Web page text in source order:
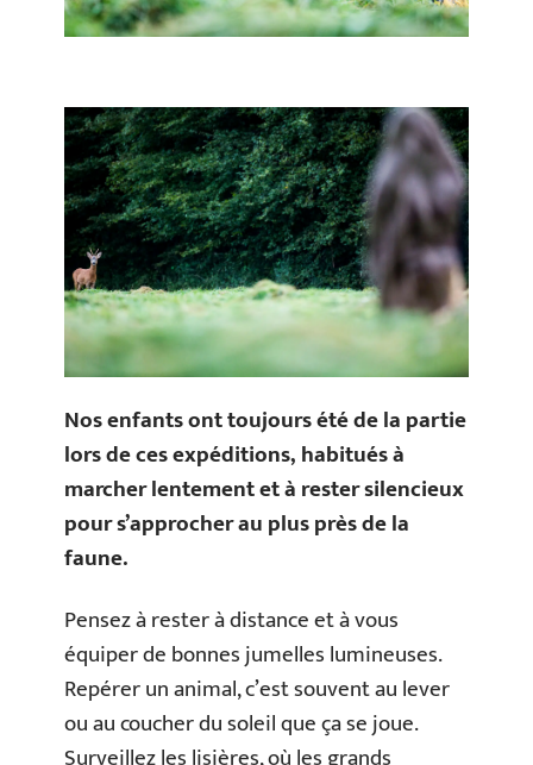
Nos enfants ont toujours été de la partie
lors de ces expéditions, habitués à
marcher lentement et à rester silencieux
pour s’approcher au plus près de la
faune.
Pensez à rester à distance et à vous
équiper de bonnes jumelles lumineuses.
Repérer un animal, c’est souvent au lever
ou au coucher du soleil que ça se joue.